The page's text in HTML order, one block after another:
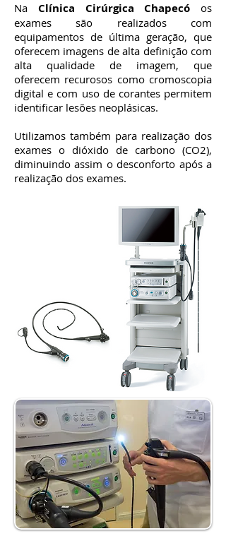
Na Clínica Cirúrgica Chapecó os
exames são realizados com
equipamentos de última geração, que
oferecem imagens de alta definição com
alta qualidade de imagem, que
oferecem recurosos como cromoscopia
digital e com uso de corantes permitem
identificar lesões neoplásicas.
Utilizamos também para realização dos
exames o dióxido de carbono (CO2),
diminuindo assim o desconforto após a
realização dos exames.